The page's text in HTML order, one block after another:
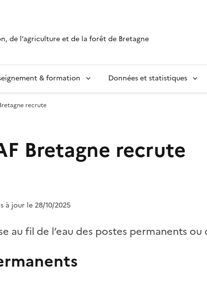
de l’agriculture et de la forêt de Bretagne
& formation Données et statistiques
recrute
Bretagne recrute
à jour le 28/10/2025
au fil de l’eau des postes permanents